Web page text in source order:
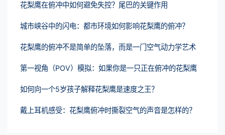
花梨鹰在俯冲中如何避免失控？尾巴的关键作用
城市峡谷中的闪电：都市环境如何影响花梨鹰的俯冲？
花梨鹰的俯冲不是简单的坠落，而是一门空气动力学艺术
第一视角（POV）模拟：如果你是一只正在俯冲的花梨鹰
如何向一个5岁孩子解释花梨鹰是速度之王？
戴上耳机感受：花梨鹰俯冲时撕裂空气的声音是怎样的？